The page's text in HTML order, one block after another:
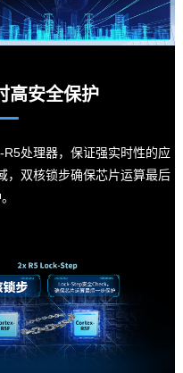
高安全保护
处理器，保证强实时性的应
，双核锁步确保芯片运算最后